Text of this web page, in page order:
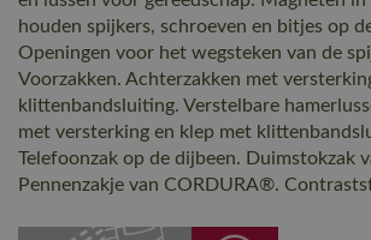
houden spijkers, schroeven en bitjes op
Openingen voor het wegsteken van de
Voorzakken. Achterzakken met
klittenbandsluiting. Verstelbare
met versterking en klep met
Telefoonzak op de dijbeen. Duimstokzak
Pennenzakje van CORDURA®.